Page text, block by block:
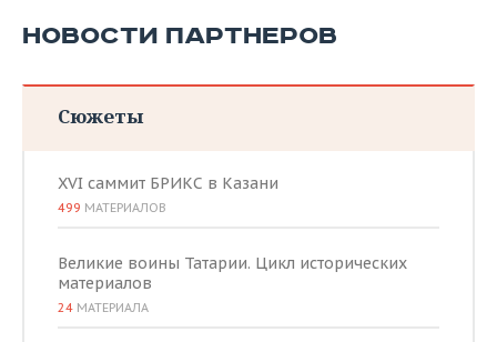
НОВОСТИ ПАРТНЕРОВ
Сюжеты
XVI саммит БРИКС в Казани
499 МАТЕРИАЛОВ
Великие воины Татарии. Цикл исторических
материалов
24 МАТЕРИАЛА